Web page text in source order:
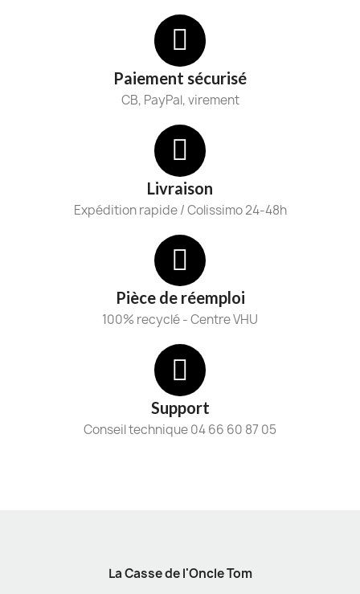
Paiement sécurisé
CB, PayPal, virement
Livraison
Expédition rapide / Colissimo 24-48h
Pièce de réemploi
100% recyclé - Centre VHU
Support
Conseil technique 04 66 60 87 05
La Casse de l'Oncle Tom